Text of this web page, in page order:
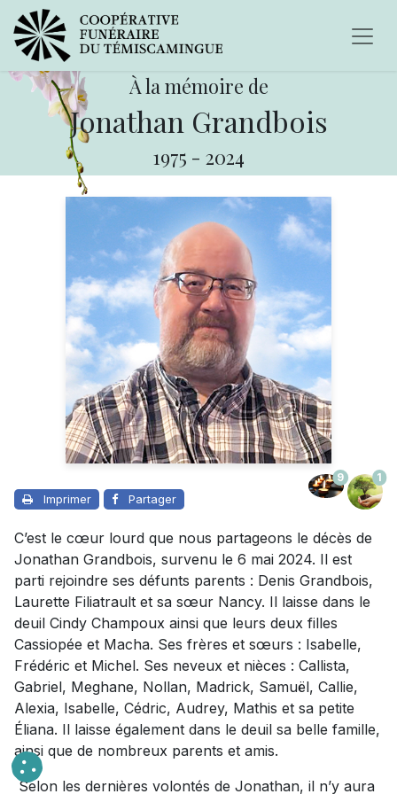
À la mémoire de
Jonathan Grandbois
1975 - 2024
Imprimer Partager
9 1
C’est le cœur lourd que nous partageons le décès de
Jonathan Grandbois, survenu le 6 mai 2024. Il est
parti rejoindre ses défunts parents : Denis Grandbois,
Laurette Filiatrault et sa sœur Nancy. Il laisse dans le
deuil Cindy Champoux ainsi que leurs deux filles
Cassiopée et Macha. Ses frères et sœurs : Isabelle,
Frédéric et Michel. Ses neveux et nièces : Callista,
Gabriel, Meghane, Nollan, Madrick, Samuël, Callie,
Alexia, Isabelle, Cédric, Audrey, Mathis et sa petite
Éliana. Il laisse également dans le deuil sa belle famille,
ainsi que de nombreux parents et amis.
Selon les dernières volontés de Jonathan, il n’y aura